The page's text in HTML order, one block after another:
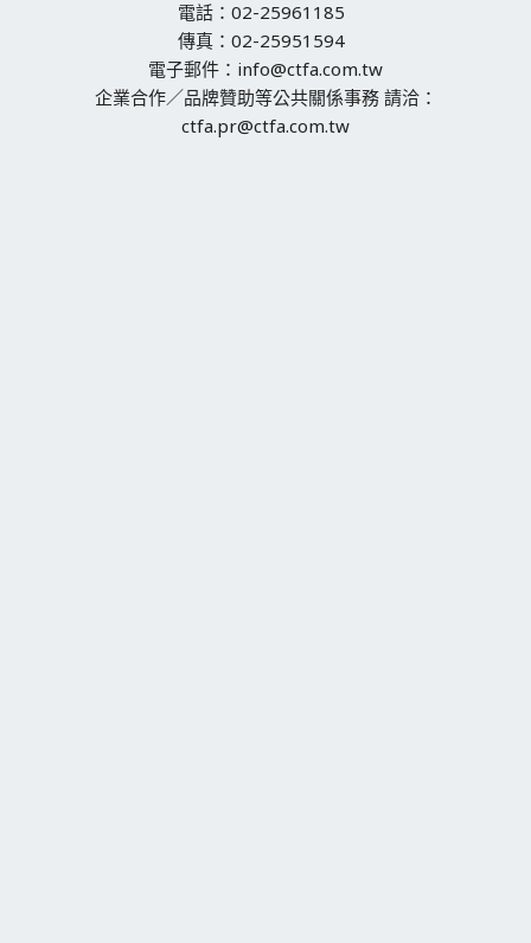
電話：02-25961185
傳真：02-25951594
電子郵件：info@ctfa.com.tw
企業合作／品牌贊助等公共關係事務 請洽：
ctfa.pr@ctfa.com.tw